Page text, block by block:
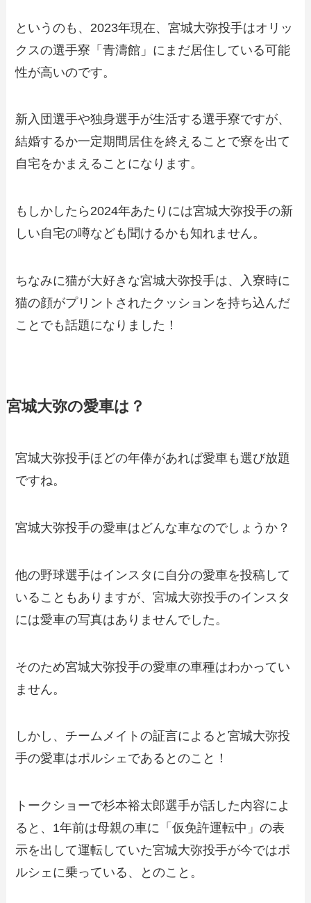
というのも、2023年現在、宮城大弥投手はオリッ
クスの選手寮「青濤館」にまだ居住している可能
性が高いのです。
新入団選手や独身選手が生活する選手寮ですが、
結婚するか一定期間居住を終えることで寮を出て
自宅をかまえることになります。
もしかしたら2024年あたりには宮城大弥投手の新
しい自宅の噂なども聞けるかも知れません。
ちなみに猫が大好きな宮城大弥投手は、入寮時に
猫の顔がプリントされたクッションを持ち込んだ
ことでも話題になりました！
宮城大弥の愛車は？
宮城大弥投手ほどの年俸があれば愛車も選び放題
ですね。
宮城大弥投手の愛車はどんな車なのでしょうか？
他の野球選手はインスタに自分の愛車を投稿して
いることもありますが、宮城大弥投手のインスタ
には愛車の写真はありませんでした。
そのため宮城大弥投手の愛車の車種はわかってい
ません。
しかし、チームメイトの証言によると宮城大弥投
手の愛車はポルシェであるとのこと！
トークショーで杉本裕太郎選手が話した内容によ
ると、1年前は母親の車に「仮免許運転中」の表
示を出して運転していた宮城大弥投手が今ではポ
ルシェに乗っている、とのこと。